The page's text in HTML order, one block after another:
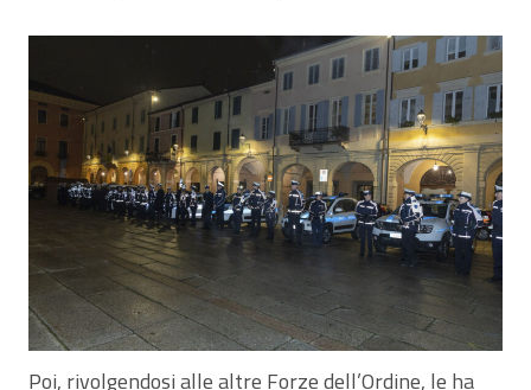
Poi, rivolgendosi alle altre Forze dell’Ordine, le ha